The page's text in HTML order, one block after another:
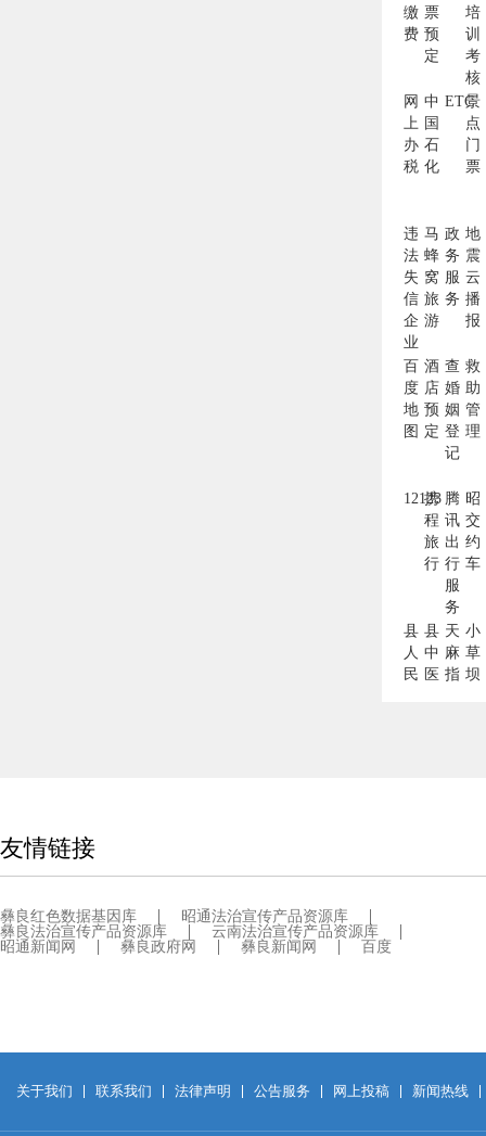
缴
费
票
预
定
培
训
考
核
网
上
办
税
中
国
石
化
ETC景
点
门
票
违
法
失
信
企
业
马
蜂
窝
旅
游
政
务
服
务
地
震
云
播
报
百
度
地
图
酒
店
预
定
查
婚
姻
登
记
救
助
管
理
12123
携
程
旅
行
腾
讯
出
行
服
务
昭
交
约
车
县
人
民
县
中
医
天
麻
指
小
草
坝
友情链接
彝良红色数据基因库
昭通法治宣传产品资源库
彝良法治宣传产品资源库
云南法治宣传产品资源库
昭通新闻网
彝良政府网 彝良新闻网 百度
关于我们 联系我们 法律声明 公告服务 网上投稿 新闻热线